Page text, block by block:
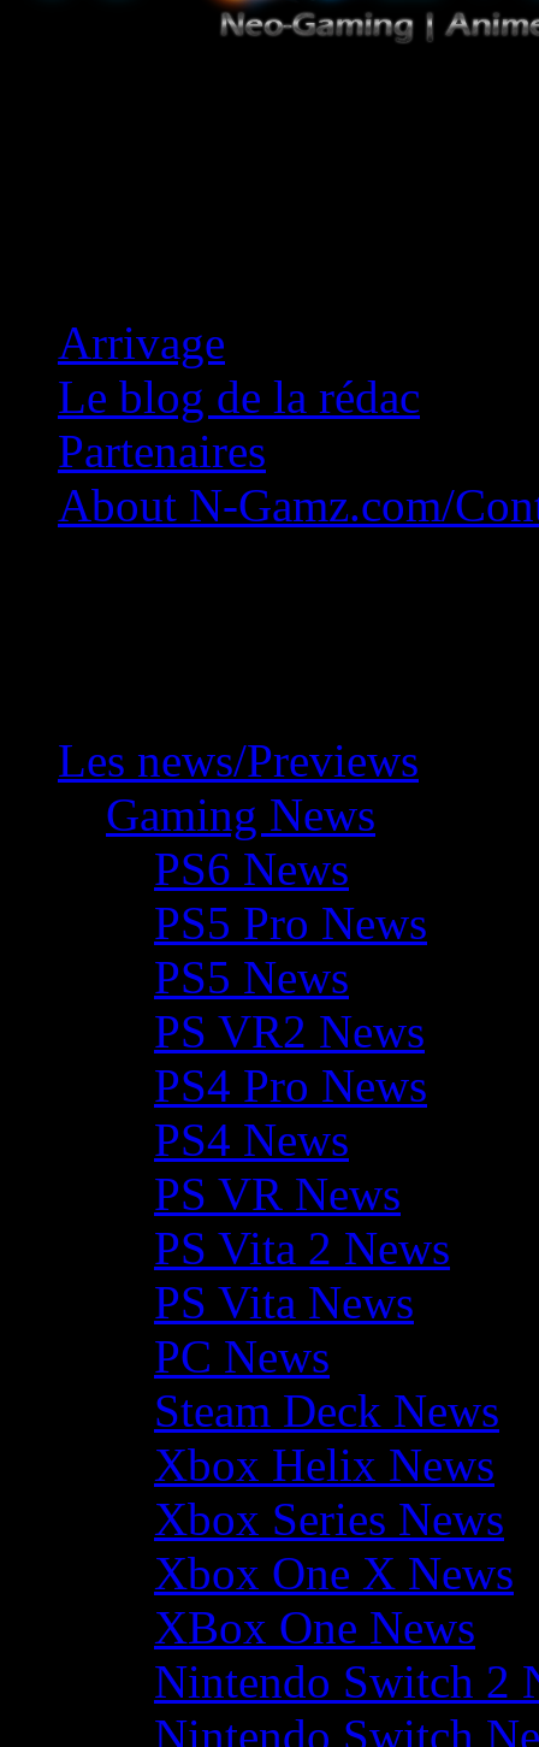
Arrivage
Le blog de la rédac
Partenaires
About N-Gamz.com/
Les news/Previews
Gaming News
PS6 News
PS5 Pro News
PS5 News
PS VR2 News
PS4 Pro News
PS4 News
PS VR News
PS Vita 2 News
PS Vita News
PC News
Steam Deck News
Xbox Helix News
Xbox Series News
Xbox One X News
XBox One News
Nintendo Switch 2
Nintendo Switch